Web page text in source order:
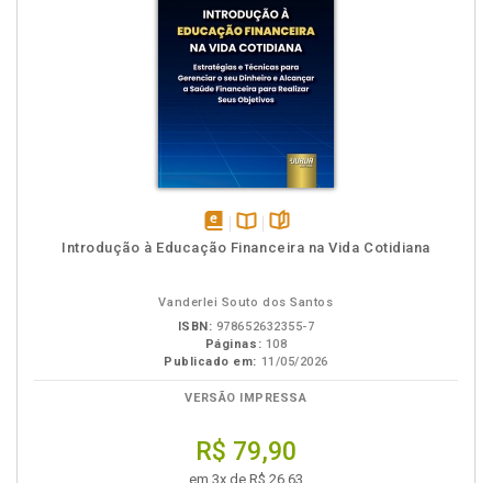
disponívelDisponível
páginas
Introdução à Educação Financeira na Vida Cotidiana
Vanderlei Souto dos Santos
ISBN: 978652632355-7
Páginas: 108
Publicado em: 11/05/2026
VERSÃO IMPRESSA
R$ 79,90
em 3x de R$ 26,63